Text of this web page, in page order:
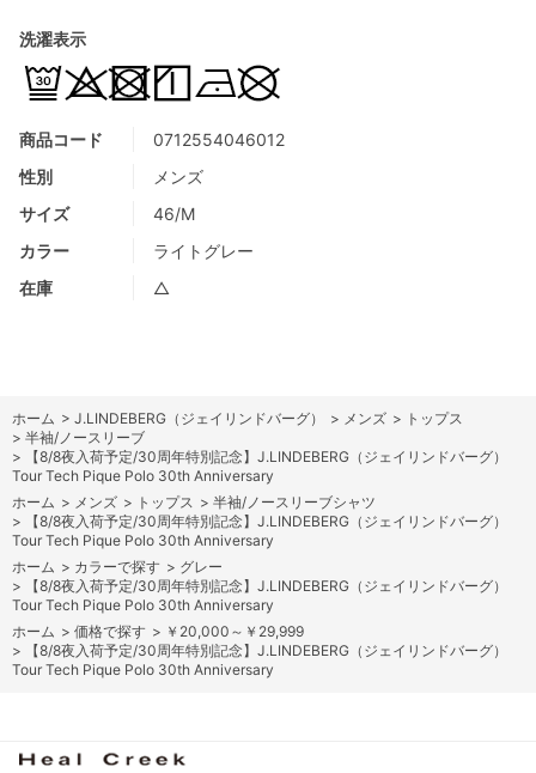
商品コード
0712554046012
性別
メンズ
サイズ
46/M
カラー
ライトグレー
在庫
△
洗濯表示
ホーム > J.LINDEBERG（ジェイリンドバーグ） > メンズ > トップス
> 半袖/ノースリーブ
>
【8/8夜入荷予定/30周年特別記念】J.LINDEBERG（ジェイリンドバーグ）
Tour Tech Pique Polo 30th Anniversary
ホーム > メンズ > トップス > 半袖/ノースリーブシャツ
>
【8/8夜入荷予定/30周年特別記念】J.LINDEBERG（ジェイリンドバーグ）
Tour Tech Pique Polo 30th Anniversary
ホーム > カラーで探す > グレー
>
【8/8夜入荷予定/30周年特別記念】J.LINDEBERG（ジェイリンドバーグ）
Tour Tech Pique Polo 30th Anniversary
ホーム > 価格で探す > ￥20,000～￥29,999
>
【8/8夜入荷予定/30周年特別記念】J.LINDEBERG（ジェイリンドバーグ）
Tour Tech Pique Polo 30th Anniversary